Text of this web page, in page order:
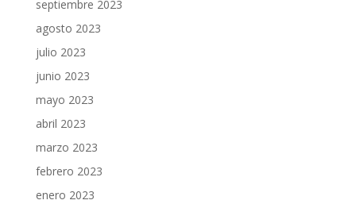
septiembre 2023
agosto 2023
julio 2023
junio 2023
mayo 2023
abril 2023
marzo 2023
febrero 2023
enero 2023